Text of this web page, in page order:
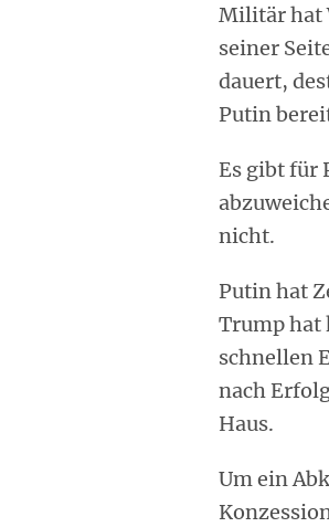
Militär hat
seiner
dauert,
Putin
Es gibt für
nicht.
Putin hat
Trump hat
schnellen
nach
Haus.
Um ein